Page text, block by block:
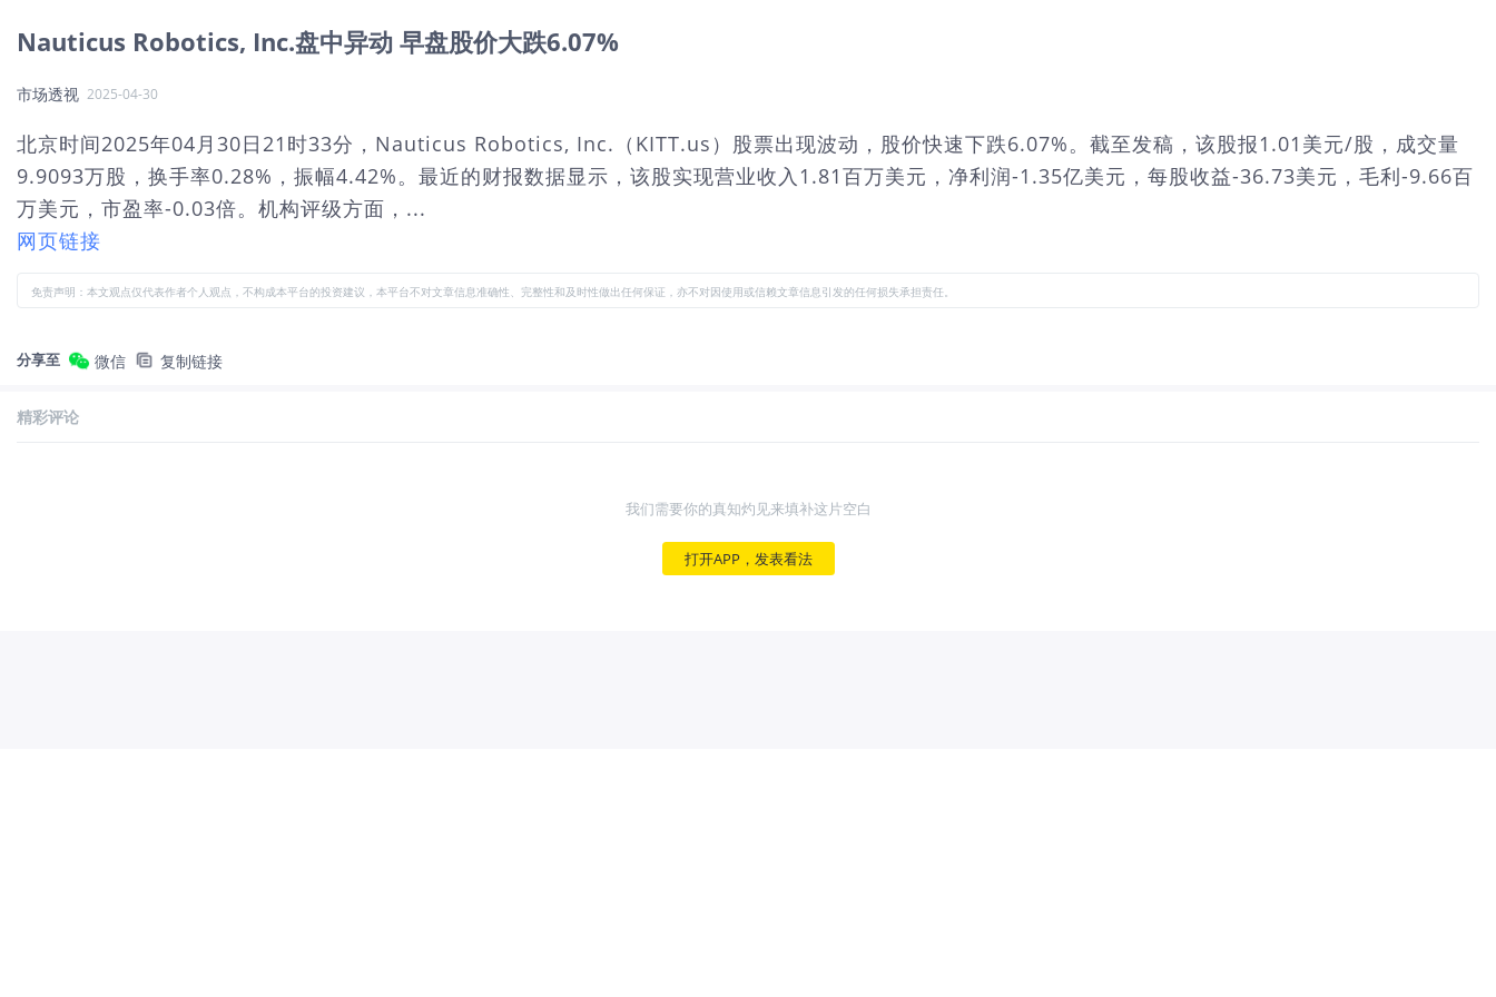
Nauticus Robotics, Inc.盘中异动 早盘股价大跌6.07%
市场透视 2025-04-30
北京时间2025年04月30日21时33分，Nauticus Robotics, Inc.（KITT.us）股票出现波动，股价快速下跌6.07%。截至发稿，该股报1.01美元/股，成交量
9.9093万股，换手率0.28%，振幅4.42%。最近的财报数据显示，该股实现营业收入1.81百万美元，净利润-1.35亿美元，每股收益-36.73美元，毛利-9.66百
万美元，市盈率-0.03倍。机构评级方面，...
网页链接
免责声明：本文观点仅代表作者个人观点，不构成本平台的投资建议，本平台不对文章信息准确性、完整性和及时性做出任何保证，亦不对因使用或信赖文章信息引发的任何损失承担责任。
分享至 微信 复制链接
精彩评论
我们需要你的真知灼见来填补这片空白
打开APP，发表看法